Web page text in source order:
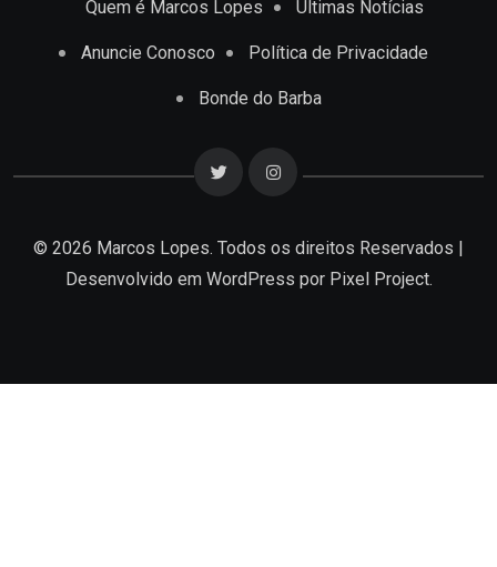
Quem é Marcos Lopes Últimas Notícias
Anuncie Conosco Política de Privacidade
Bonde do Barba
© 2026 Marcos Lopes. Todos os direitos Reservados |
Desenvolvido em WordPress por Pixel Project.